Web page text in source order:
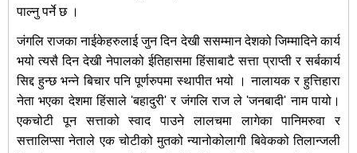
पाल्नु पर्ने छ ।
जंगलि राजका नाईकेहरुलाई जुन दिन देखी ससम्मान देशको जिम्मादिने कार्य
भयो त्यसै दिन देखी नेपालको ईतिहासमा हिंसाबाटै सत्ता प्राप्ती र सर्बकार्य
सिद्द हुन्छ भन्ने बिचार पनि पूर्णरुपमा स्थापीत भयो । नालायक र हुत्तिहारा
नेता भएका देशमा हिंसाले 'बहादुरी' र जंगलि राज ले 'जनबादी' नाम पायो।
एकचोटी पून सत्ताको स्वाद पाउने लालचमा लागेका पानिमरुवा र
सत्तालिप्सा नेताले एक चोटीको मुतको न्यानोकोलागी बिवेकको तिलान्जली